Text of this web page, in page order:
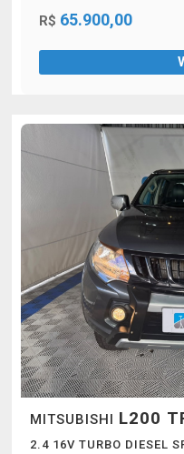
R$ 65.900,00
MITSUBISHI L200
2.4 16V TURBO DIESEL